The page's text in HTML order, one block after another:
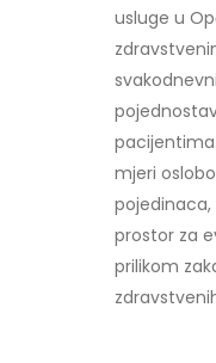
usluge u
mjeri
prostor za
prilikom